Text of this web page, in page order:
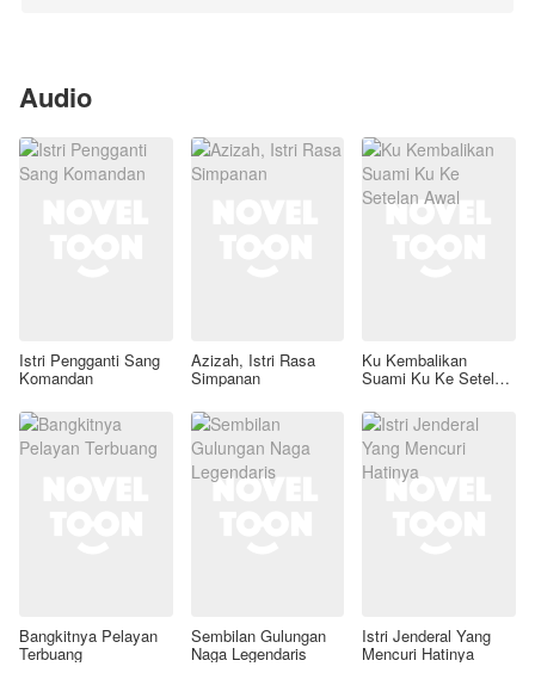
Audio
Istri Pengganti Sang
Komandan
Azizah, Istri Rasa
Simpanan
Ku Kembalikan
Suami Ku Ke Setelan
Bangkitnya Pelayan
Terbuang
Sembilan Gulungan
Naga Legendaris
Istri Jenderal Yang
Mencuri Hatinya